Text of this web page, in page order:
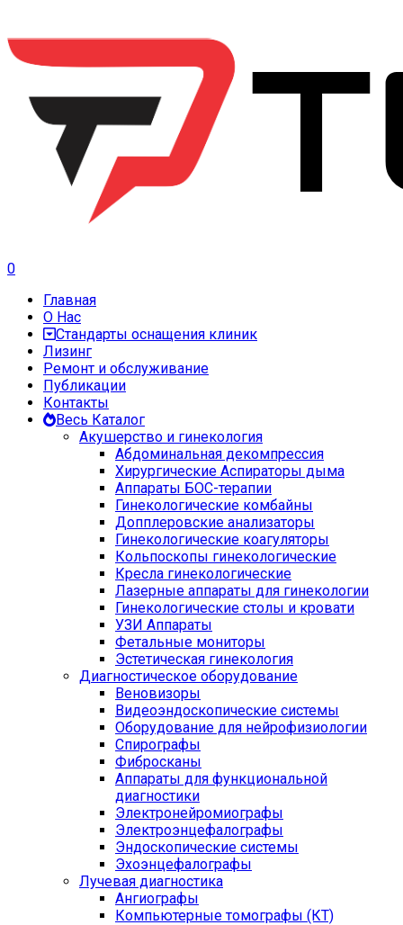
0
Главная
О Нас
Стандарты оснащения клиник
Лизинг
Ремонт и обслуживание
Публикации
Контакты
Весь Каталог
Акушерство и гинекология
Абдоминальная декомпрессия
Хирургические Аспираторы дыма
Аппараты БОС-терапии
Гинекологические комбайны
Допплеровские анализаторы
Гинекологические коагуляторы
Кольпоскопы гинекологические
Кресла гинекологические
Лазерные аппараты для гинекологии
Гинекологические столы и кровати
УЗИ Аппараты
Фетальные мониторы
Эстетическая гинекология
Диагностическое оборудование
Веновизоры
Видеоэндоскопические системы
Оборудование для нейрофизиологии
Спирографы
Фибросканы
Аппараты для функциональной
диагностики
Электронейромиографы
Электроэнцефалографы
Эндоскопические системы
Эхоэнцефалографы
Лучевая диагностика
Ангиографы
Компьютерные томографы (КТ)